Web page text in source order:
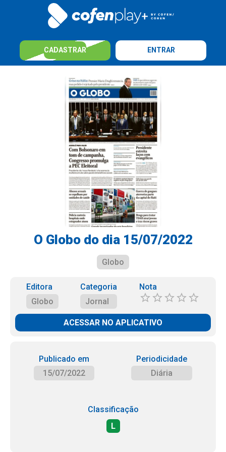
CADASTRAR ENTRAR
O Globo do dia 15/07/2022
Globo
Editora
Globo
Categoria
Jornal
Nota
ACESSAR NO APLICATIVO
Publicado em
15/07/2022
Periodicidade
Diária
Classificação
L